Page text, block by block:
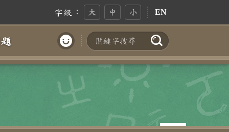
字級： 大 中 小 EN
帳號登入 搜尋